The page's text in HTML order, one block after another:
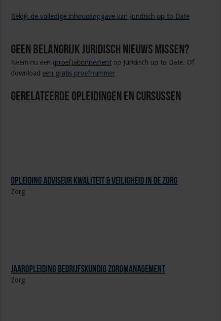
Bekijk de volledige inhoudsopgave van Juridisch up to Date
Geen belangrijk juridisch nieuws missen?
Neem nu een (proef)abonnement op Juridisch up to Date. Of
download een gratis proefnummer
Gerelateerde Opleidingen en Cursussen
Opleiding Adviseur Kwaliteit & Veiligheid in de zorg
Zorg
Jaaropleiding Bedrijfskundig Zorgmanagement
Zorg